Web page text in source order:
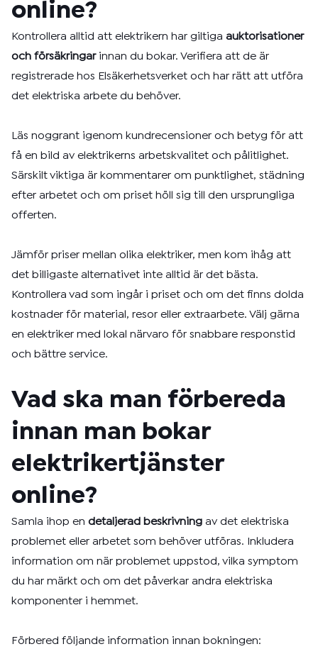
online?
Kontrollera alltid att elektrikern har giltiga auktorisationer
och försäkringarinnan du bokar. Verifiera att de är
registrerade hos Elsäkerhetsverket och har rätt att utföra
det elektriska arbete du behöver.
Läs noggrant igenom kundrecensioner och betyg för att
få en bild av elektrikerns arbetskvalitet och pålitlighet.
Särskilt viktiga är kommentarer om punktlighet, städning
efter arbetet och om priset höll sig till den ursprungliga
offerten.
Jämför priser mellan olika elektriker, men kom ihåg att
det billigaste alternativet inte alltid är det bästa.
Kontrollera vad som ingår i priset och om det finns dolda
kostnader för material, resor eller extraarbete. Välj gärna
en elektriker med lokal närvaro för snabbare responstid
och bättre service.
Vad ska man förbereda
innan man bokar
elektrikertjänster
online?
Samla ihop en detaljerad beskrivning av det elektriska
problemet eller arbetet som behöver utföras. Inkludera
information om när problemet uppstod, vilka symptom
du har märkt och om det påverkar andra elektriska
komponenter i hemmet.
Förbered följande information innan bokningen: